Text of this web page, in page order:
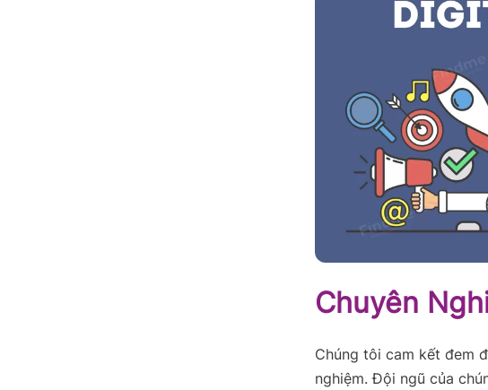
Chuyên
Chúng tôi cam kết đem
nghiệm. Đội ngũ của